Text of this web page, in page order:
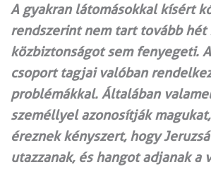
A gyakran látomásokkal kísért
rendszerint nem tart tovább hét
közbiztonságot sem fenyegeti.
csoport tagjai valóban
problémákkal. Általában
személlyel azonosítják
éreznek kényszert, hogy
utazzanak, és hangot adjanak a